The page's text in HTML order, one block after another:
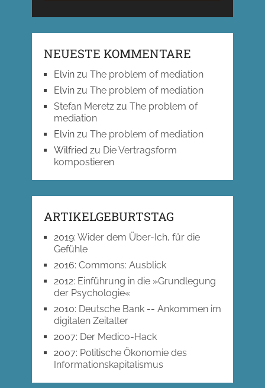
NEUESTE KOMMENTARE
Elvinzu The problem of mediation
Elvinzu The problem of mediation
Stefan Meretzzu The problem of
mediation
Elvinzu The problem of mediation
Wilfried zu Die Vertragsform
kompostieren
ARTIKELGEBURTSTAG
2019: Wider dem Über-Ich, für die
Gefühle
2016: Commons: Ausblick
2012: Einführung in die »Grundlegung
der Psychologie«
2010: Deutsche Bank -- Ankommen im
digitalen Zeitalter
2007: Der Medico-Hack
2007: Politische Ökonomie des
Informationskapitalismus